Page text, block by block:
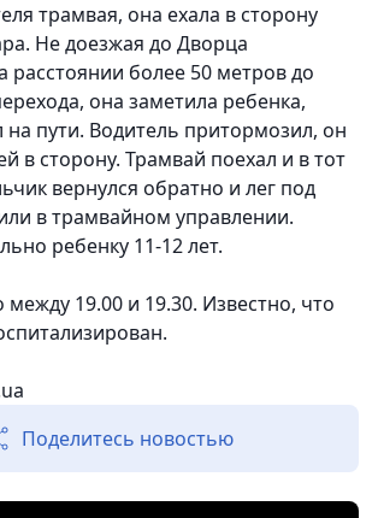
трамвая, она ехала в сторону
Не доезжая до Дворца
расстоянии более 50 метров до
она заметила ребенка,
пути. Водитель притормозил, он
в сторону. Трамвай поехал и в тот
вернулся обратно и лег под
в трамвайном управлении.
ребенку 11-12 лет.
19.00 и 19.30. Известно, что
Поделитесь новостью